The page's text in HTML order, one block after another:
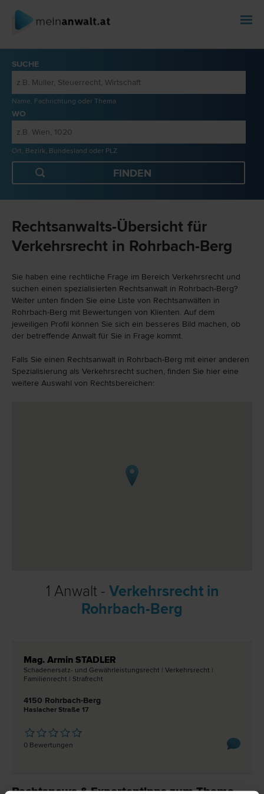
SUCHE
Name, Fachrichtung oder Thema
WO
Ort, Bezirk, Bundesland oder PLZ
Rechtsanwalts-Übersicht für
Verkehrsrecht in Rohrbach-Berg
Sie haben eine rechtliche Frage im Bereich Verkehrsrecht und
suchen einen spezialisierten Rechtsanwalt in Rohrbach-Berg?
Weiter unten finden Sie eine Liste von Rechtsanwälten in
Rohrbach-Berg mit Bewertungen von Klienten. Auf dem
jeweiligen Profil können Sie sich ein besseres Bild machen, ob
der betreffende Anwalt für Sie in Frage kommt.
Falls Sie einen Rechtsanwalt in Rohrbach-Berg mit einer anderen
Spezialisierung als Verkehrsrecht suchen, finden Sie hier eine
weitere Auswahl von Rechtsbereichen:
1 Anwalt - Verkehrsrecht in
Rohrbach-Berg
Mag. Armin STADLER
Schadenersatz- und Gewährleistungs­recht | Verkehrs­recht |
Familien­recht | Straf­recht
4150 Rohrbach-Berg
Haslacher Straße 17
0 Bewertungen